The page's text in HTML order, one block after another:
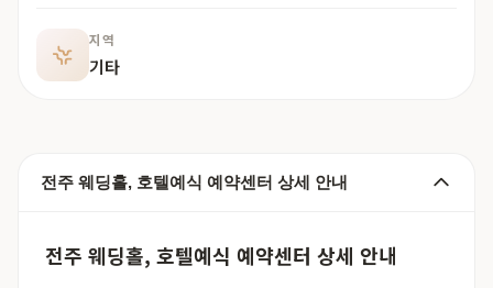
지역
기타
전주 웨딩홀, 호텔예식 예약센터 상세 안내
전주 웨딩홀, 호텔예식 예약센터 상세 안내